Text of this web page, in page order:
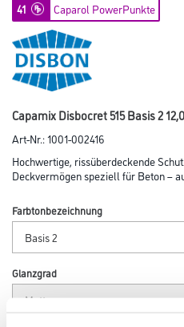
41 Caparol PowerPunkte
Capamix Disbocret 515 Basis 2
Art-Nr.:1001-002416
Hochwertige, rissüberdeckende
Deckvermögen speziell für Beton –
Farbtonbezeichnung
Glanzgrad